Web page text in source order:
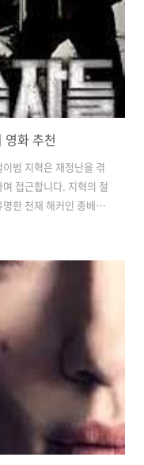
영화 추천
범 지혁은 재정난을 겪
접근합니다. 지혁의 절
한 천재 해커인 종배를
억을 훔치기 위해
가드 이 실장을 시켜 몰
람은 수락하게 됩니다.
로 몰래 들어간 뒤 작업
조 사장이 지혁의 수
다. 사실 조 사장은 은하